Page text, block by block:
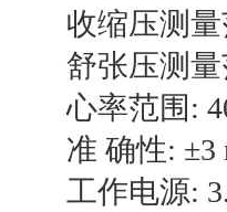
收缩压测
舒张压测量
心率范围:
准 确性: ±3
工作电源: